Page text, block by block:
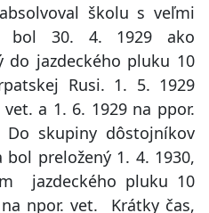
školu s veľmi
bol 30. 4. 1929 ako
do jazdeckého pluku 10
Rusi. 1. 5. 1929
a 1. 6. 1929 na ppor.
Do skupiny dôstojníkov
preložený 1. 4. 1930,
jazdeckého pluku 10
npor. vet. Krátky čas,